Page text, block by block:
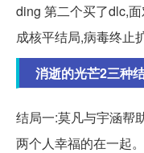
ding 第二个买了dlc,
成核平结局,病毒终止
消逝的光芒2三种
结局一:莫凡与宇涵帮
两个人幸福的在一起